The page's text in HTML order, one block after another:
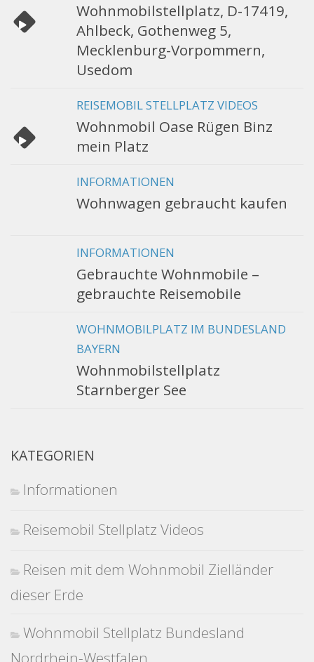
Wohnmobilstellplatz, D-17419,
Ahlbeck, Gothenweg 5,
Mecklenburg-Vorpommern,
Usedom
REISEMOBIL STELLPLATZ VIDEOS
Wohnmobil Oase Rügen Binz
mein Platz
INFORMATIONEN
Wohnwagen gebraucht kaufen
INFORMATIONEN
Gebrauchte Wohnmobile –
gebrauchte Reisemobile
WOHNMOBILPLATZ IM BUNDESLAND
BAYERN
Wohnmobilstellplatz
Starnberger See
KATEGORIEN
Informationen
Reisemobil Stellplatz Videos
Reisen mit dem Wohnmobil Zielländer
dieser Erde
Wohnmobil Stellplatz Bundesland
Nordrhein-Westfalen